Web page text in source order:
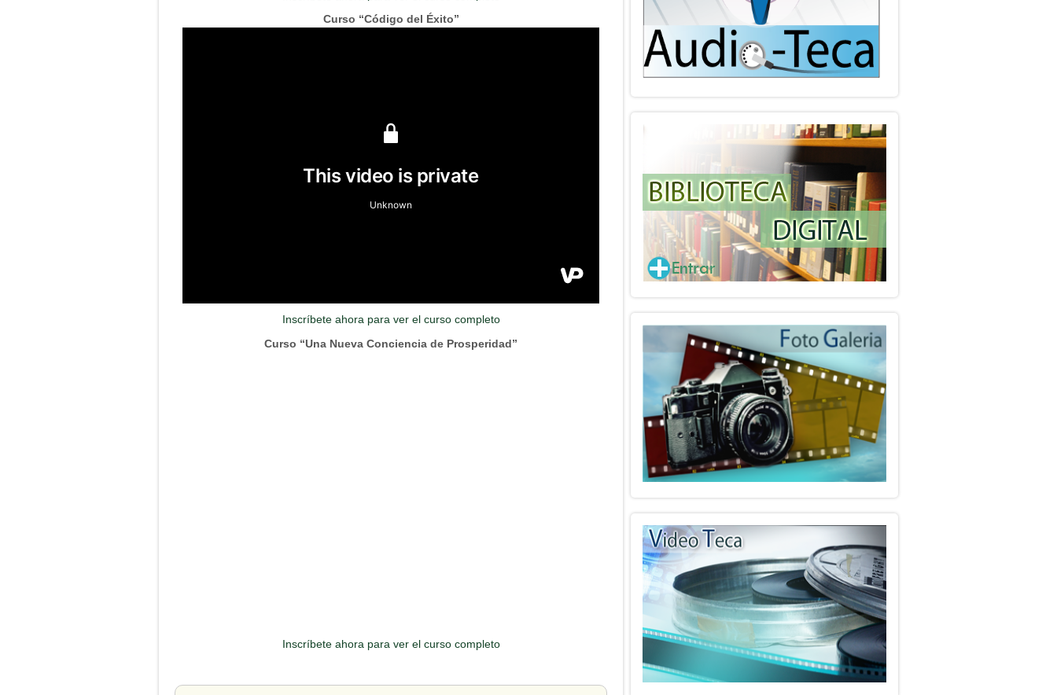
Curso “Código del Éxito”
Inscríbete ahora para ver el curso completo
Curso “Una Nueva Conciencia de Prosperidad”
Inscríbete ahora para ver el curso completo